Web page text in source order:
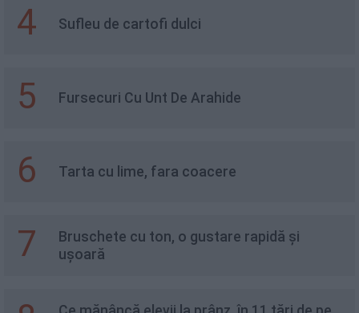
4 Sufleu de cartofi dulci
5 Fursecuri Cu Unt De Arahide
6 Tarta cu lime, fara coacere
7
Bruschete cu ton, o gustare rapidă și
ușoară